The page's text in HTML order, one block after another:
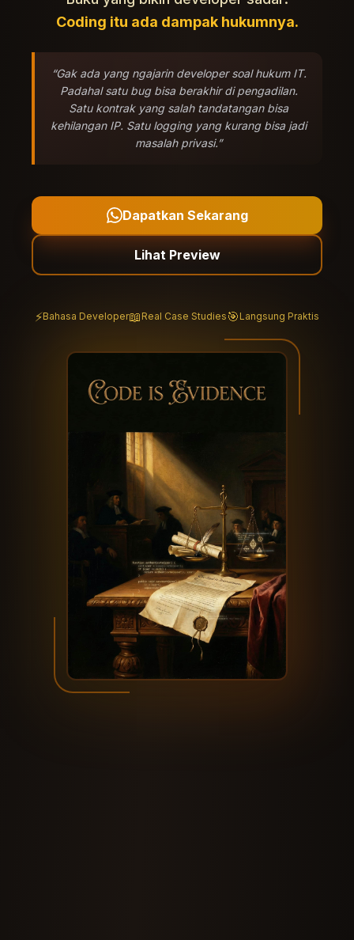
Coding itu ada dampak hukumnya.
“Gak ada yang ngajarin developer soal hukum IT.
Padahal satu bug bisa berakhir di pengadilan.
Satu kontrak yang salah tandatangan bisa
kehilangan IP. Satu logging yang kurang bisa jadi
masalah privasi.”
Dapatkan Sekarang
Lihat Preview
⚡Bahasa Developer📖Real Case Studies 🎯Langsung Praktis